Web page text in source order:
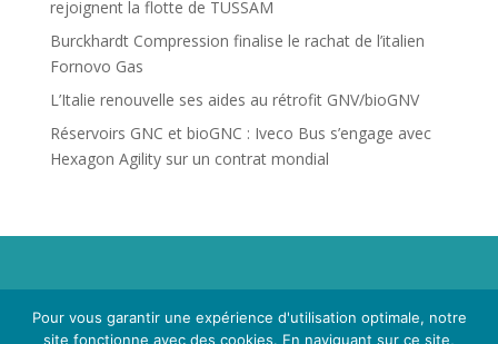
rejoignent la flotte de TUSSAM
Burckhardt Compression finalise le rachat de l’italien
Fornovo Gas
L’Italie renouvelle ses aides au rétrofit GNV/bioGNV
Réservoirs GNC et bioGNC : Iveco Bus s’engage avec
Hexagon Agility sur un contrat mondial
Propriété de Territoire d'Energie Lot-et-Garonne. Voir
Mentions LégalesetPolitique de Confidentialité.
Pour vous garantir une expérience d'utilisation optimale, notre
site fonctionne avec des cookies. En naviguant sur ce site,